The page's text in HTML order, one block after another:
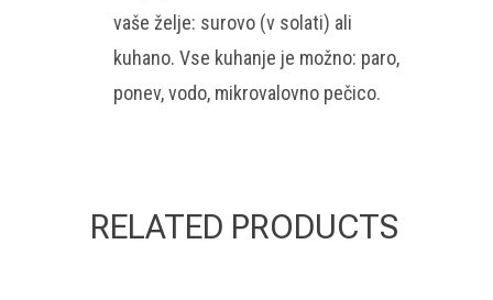
vaše želje: surovo (v solati) ali
kuhano. Vse kuhanje je možno: paro,
ponev, vodo, mikrovalovno pečico.
RELATED PRODUCTS